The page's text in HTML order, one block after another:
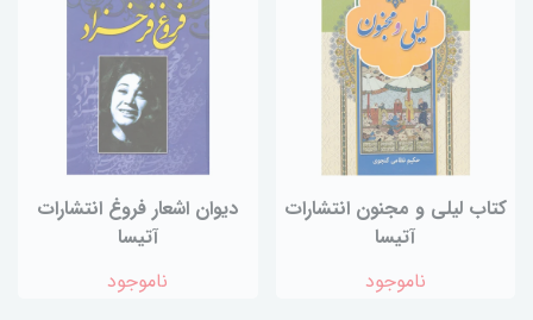
کتاب لیلی و مجنون انتشارات
آتیسا
ناموجود
دیوان اشعار فروغ انتشارات
آتیسا
ناموجود